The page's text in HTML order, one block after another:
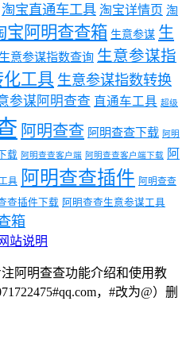
淘宝直通车工具 淘宝详情页 淘
宝阿明查查箱 生意参谋 生
生意参谋指数查询 生意参谋指
工具 生意参谋指数转换
参谋阿明查查 直通车工具 超级
阿明查查 阿明查查下载 阿明
载 阿明查查客户端 阿明查查客户端下载
阿
具 阿明查查插件 阿明查查
查插件下载 阿明查查生意参谋工具
箱
网站说明
阿明查查功能介绍和使用教
，#改为@）删